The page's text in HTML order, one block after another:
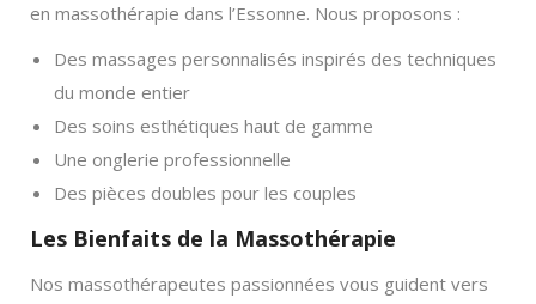
en massothérapie dans l’Essonne. Nous proposons :
Des massages personnalisés inspirés des techniques
du monde entier
Des soins esthétiques haut de gamme
Une onglerie professionnelle
Des pièces doubles pour les couples
Les Bienfaits de la Massothérapie
Nos massothérapeutes passionnées vous guident vers